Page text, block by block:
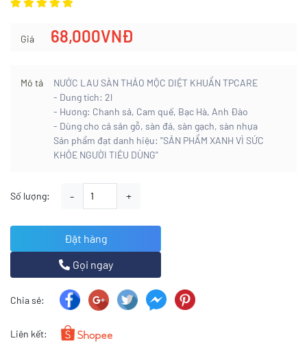
Giá 68,000VNĐ
Mô tả
NƯỚC LAU SÀN THẢO MỘC DIỆT KHUẨN TPCARE
- Dung tích: 2l
- Hương: Chanh sả, Cam quế, Bạc Hà, Anh Đào
- Dùng cho cả sản gỗ, sàn đá, sàn gạch, sàn nhựa
Sản phẩm đạt danh hiệu: "SẢN PHẨM XANH VÌ SỨC
KHỎE NGƯỜI TIÊU DÙNG"
Số lượng: - +
Đặt hàng
Gọi ngay
Chia sẻ:
Liên kết: